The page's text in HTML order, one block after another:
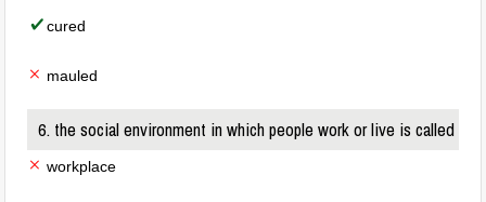
cured
mauled
6. the social environment in which people work or live is called
workplace